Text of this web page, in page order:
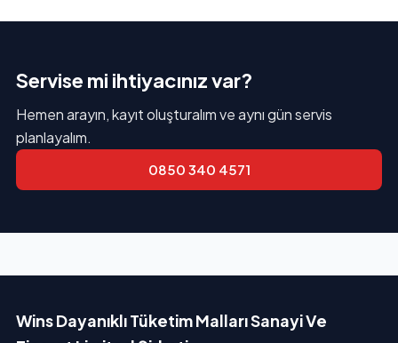
Servise mi ihtiyacınız var?
Hemen arayın, kayıt oluşturalım ve aynı gün servis
planlayalım.
0850 340 4571
Wins Dayanıklı Tüketim Malları Sanayi Ve